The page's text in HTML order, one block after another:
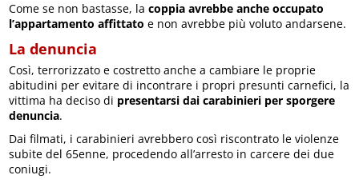
Come se non bastasse, lacoppia avrebbe anche occupato
l’appartamento affittato e non avrebbe più voluto andarsene.
La denuncia
Così, terrorizzato e costretto anche a cambiare le proprie
abitudini per evitare di incontrare i propri presunti carnefici, la
vittima ha deciso di presentarsi dai carabinieri per sporgere
denuncia.
Dai filmati, i carabinieri avrebbero così riscontrato le violenze
subite del 65enne, procedendo all’arresto in carcere dei due
coniugi.